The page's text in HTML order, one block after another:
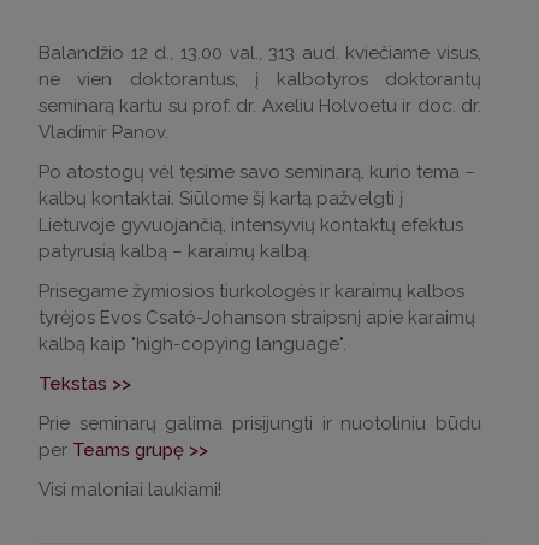
Balandžio 12 d., 13.00 val., 313 aud. kviečiame visus,
ne vien doktorantus, į kalbotyros doktorantų
seminarą kartu su prof. dr. Axeliu Holvoetu ir doc. dr.
Vladimir Panov.
Po atostogų vėl tęsime savo seminarą, kurio tema –
kalbų kontaktai. Siūlome šį kartą pažvelgti į
Lietuvoje gyvuojančią, intensyvių kontaktų efektus
patyrusią kalbą – karaimų kalbą.
Prisegame žymiosios tiurkologės ir karaimų kalbos
tyrėjos Evos Csató-Johanson straipsnį apie karaimų
kalbą kaip "high-copying language".
Tekstas >>
Prie seminarų galima prisijungti ir nuotoliniu būdu
per Teams grupę >>
Visi maloniai laukiami!